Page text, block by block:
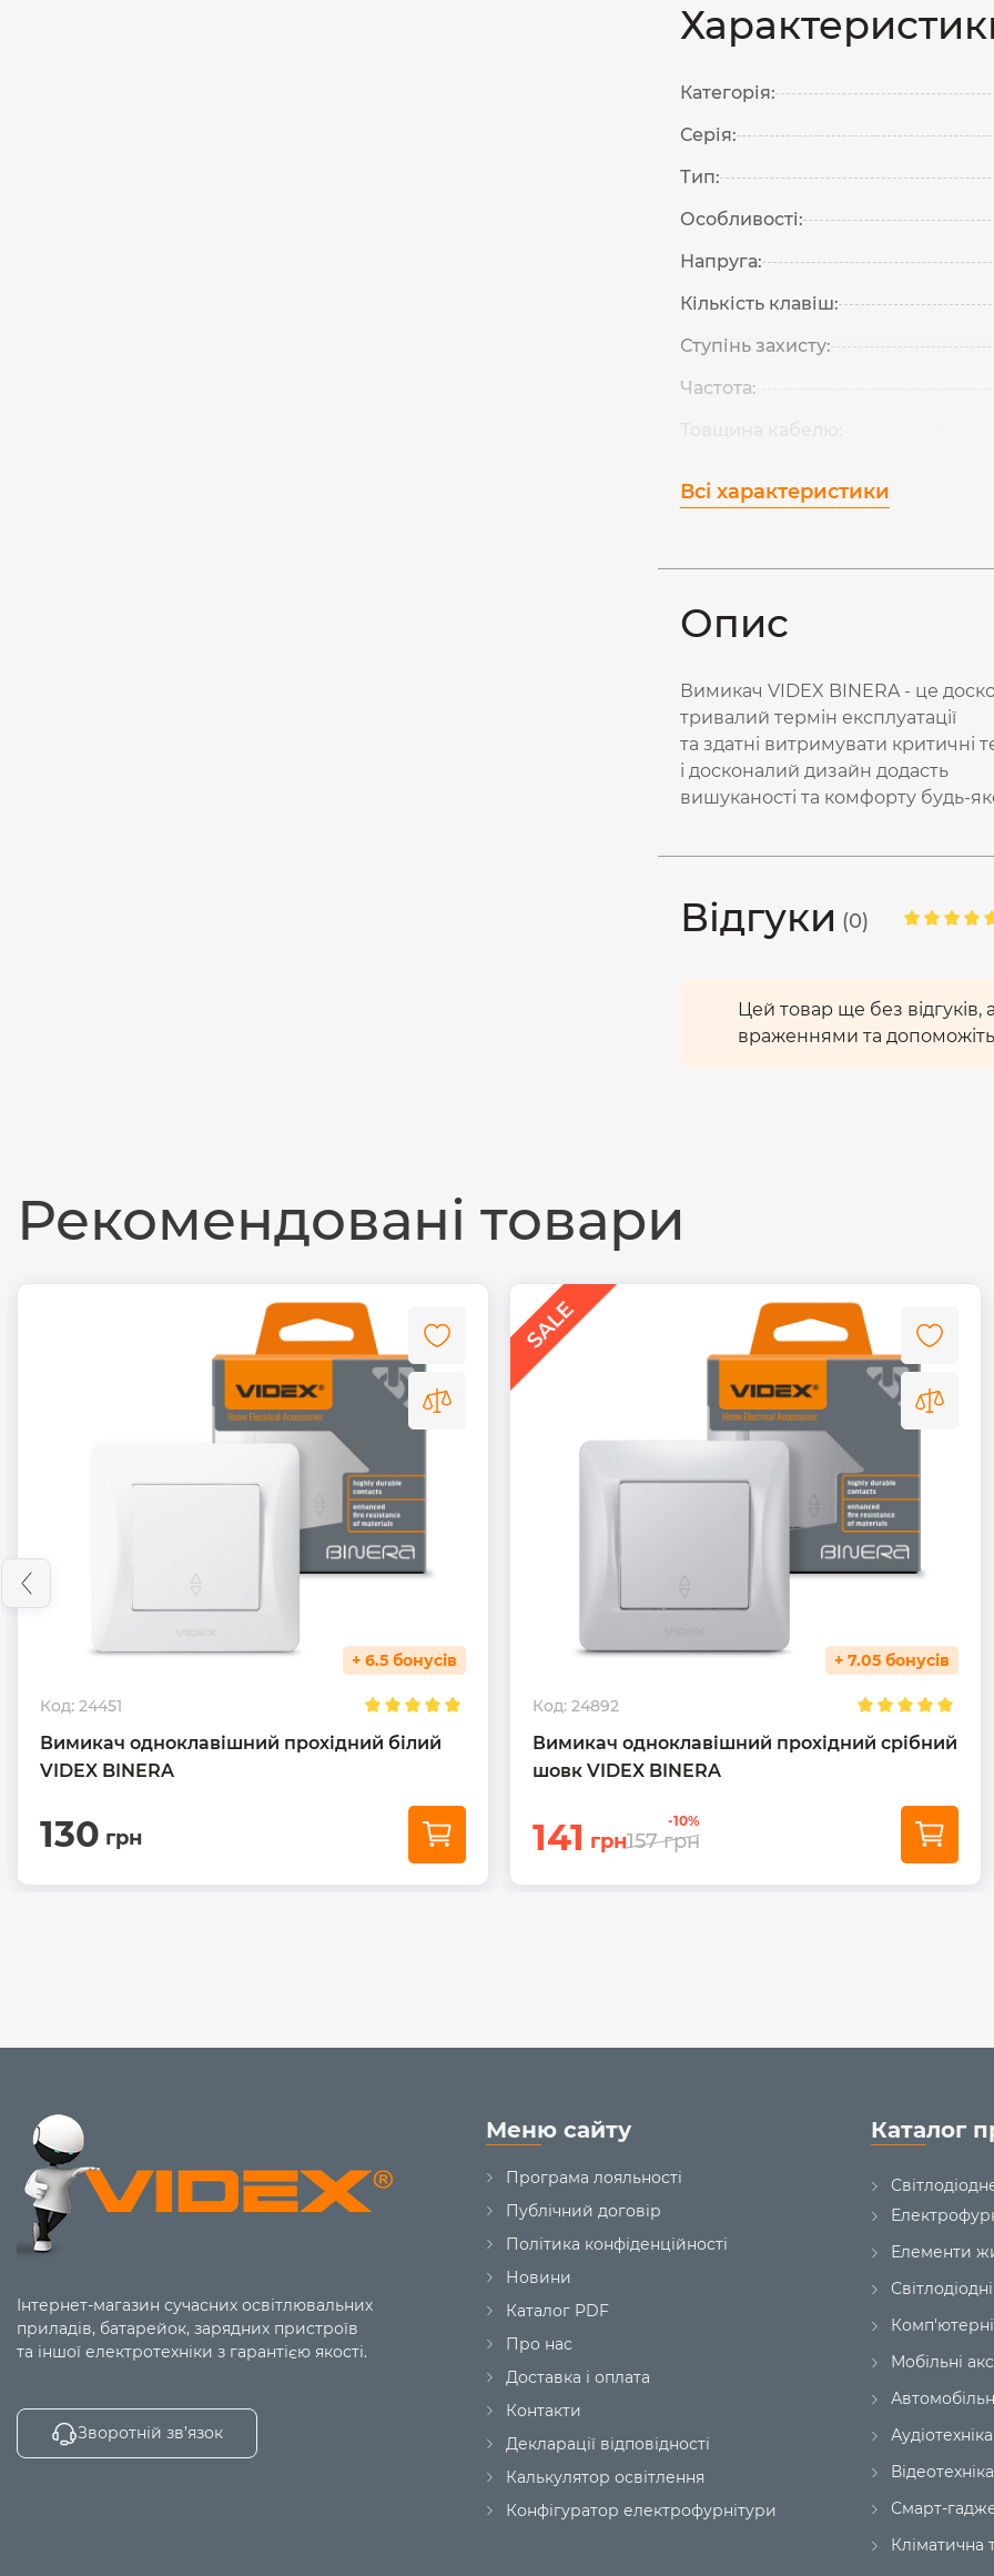
Категорія:
Серія:
Тип:
Особливості:
Напруга:
Кількість клавіш:
Ступінь захисту:
Частота:
Всі характеристики
Опис
Вимикач VIDEX BINERA - це
тривалий термін експлуатації
та здатні витримувати критичні
і досконалий дизайн додасть
вишуканості та комфорту будь-
Відгуки (0)
Цей товар ще без
враженнями та
Рекомендовані товари
+ 6.5 бонусів
Код: 24451
Вимикач одноклавішний прохідний білий
VIDEX BINERA
130 грн
+ 7.05 бонусів
Код: 24892
Вимикач одноклавішний прохідний срібний
шовк VIDEX BINERA
141 грн
-10%
157 грн
Інтернет-магазин сучасних освітлювальних
приладів, батарейок, зарядних пристроїв
та іншої електротехніки з гарантією якості.
Зворотній зв’язок
Меню сайту
Програма лояльності
Публічний договір
Політика конфіденційності
Новини
Каталог PDF
Про нас
Доставка і оплата
Контакти
Декларації відповідності
Калькулятор освітлення
Конфігуратор електрофурнітури
Каталог
Елементи
Світлодіодні
Мобільні
Аудіотехніка
Відеотехніка
Смарт-
Кліматична